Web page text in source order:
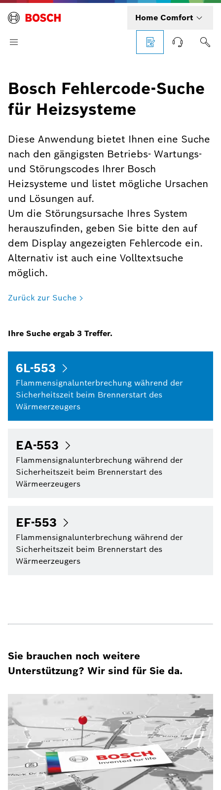
Home Comfort
Bosch Fehlercode-Suche
für Heizsysteme
Diese Anwendung bietet Ihnen eine Suche
nach den gängigsten Betriebs- Wartungs-
und Störungscodes Ihrer Bosch
Heizsysteme und listet mögliche Ursachen
und Lösungen auf.
Um die Störungsursache Ihres System
herauszufinden, geben Sie bitte den auf
dem Display angezeigten Fehlercode ein.
Alternativ ist auch eine Volltextsuche
möglich.
Zurück zur Suche
Ihre Suche ergab 3 Treffer.
6L-553
Flammensignalunterbrechung während der
Sicherheitszeit beim Brennerstart des
Wärmeerzeugers
EA-553
Flammensignalunterbrechung während der
Sicherheitszeit beim Brennerstart des
Wärmeerzeugers
EF-553
Flammensignalunterbrechung während der
Sicherheitszeit beim Brennerstart des
Wärmeerzeugers
Sie brauchen noch weitere
Unterstützung? Wir sind für Sie da.